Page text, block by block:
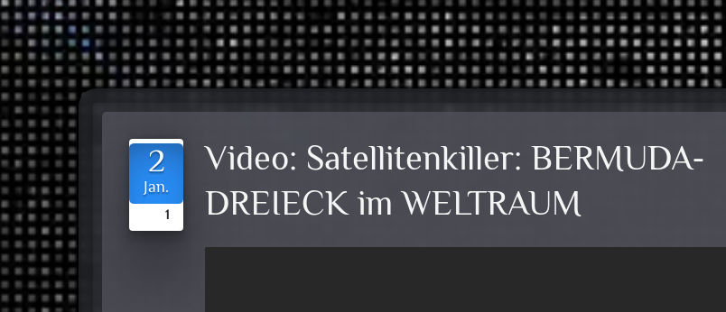
2
Jan.
1
Video: Satellitenkiller: BERMUDA-
DREIECK im WELTRAUM